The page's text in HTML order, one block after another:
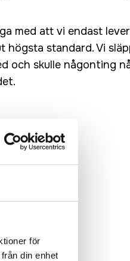
för
din enhet
med att vi endast
standard. Vi
och skulle någonting